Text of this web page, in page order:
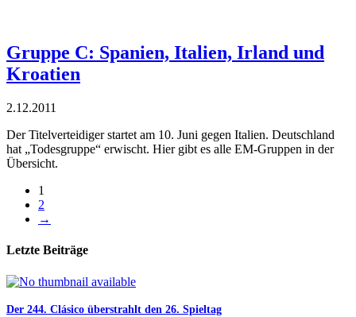
Gruppe C: Spanien, Italien, Irland und
Kroatien
2.12.2011
Der Titelverteidiger startet am 10. Juni gegen Italien. Deutschland
hat „Todesgruppe“ erwischt. Hier gibt es alle EM-Gruppen in der
Übersicht.
1
2
→
Letzte Beiträge
Der 244. Clásico überstrahlt den 26. Spieltag